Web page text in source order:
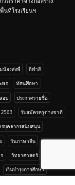
ดราคาจ้างก่อสร้าง
ที่โรงเรียนฯ
น้องส่งพี่ กีฬาสี
พร ทัศนศึกษา
อบ ประกาศรายชื่อ
2563 รับสมัครครูต่างชาติ
รบุคลากรสนับสนุน
วันภาษาจีน
วิทยาศาสตร์